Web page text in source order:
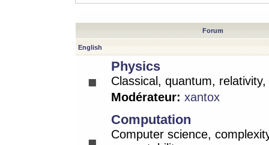
Forum
English
Physics
Classical, quantum,
Modérateur: xantox
Computation
Computer science,